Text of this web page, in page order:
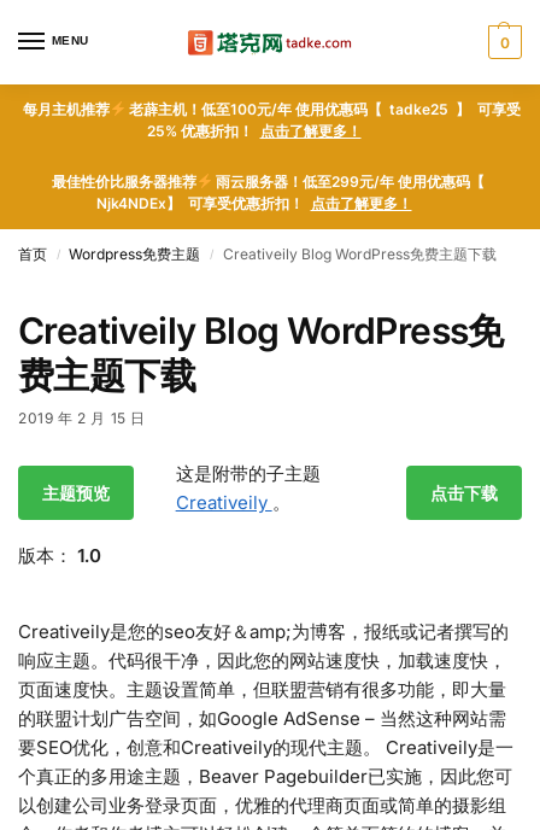
MENU 0
每月主机推荐
老薜主机！低至100元/年 使用优惠码【 tadke25 】 可享受
25% 优惠折扣！ 点击了解更多！
最佳性价比服务器推荐
雨云服务器！低至299元/年 使用优惠码【
Njk4NDEx】 可享受优惠折扣！ 点击了解更多！
首页 / Wordpress免费主题 / Creativeily Blog WordPress免费主题下载
Creativeily Blog WordPress免
费主题下载
2019 年 2 月 15 日
主题预览 点击下载
这是附带的子主题
Creativeily 。
版本： 1.0
Creativeily是您的seo友好＆amp;为博客，报纸或记者撰写的
响应主题。代码很干净，因此您的网站速度快，加载速度快，
页面速度快。主题设置简单，但联盟营销有很多功能，即大量
的联盟计划广告空间，如Google AdSense – 当然这种网站需
要SEO优化，创意和Creativeily的现代主题。 Creativeily是一
个真正的多用途主题，Beaver Pagebuilder已实施，因此您可
以创建公司业务登录页面，优雅的代理商页面或简单的摄影组